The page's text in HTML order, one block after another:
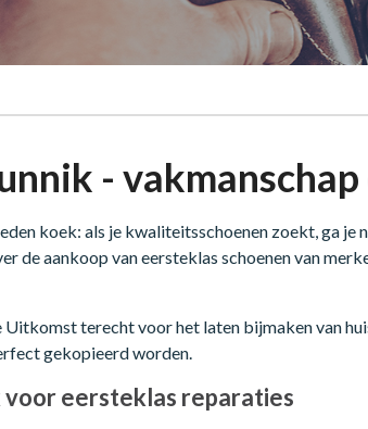
-
koek: als je kwaliteitsschoenen zoekt, ga
de aankoop van eersteklas schoenen van
terecht voor het laten bijmaken van
gekopieerd worden.
voor eersteklas reparaties